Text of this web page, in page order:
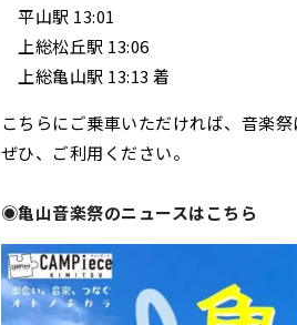
平山駅 13:01
上総松丘駅 13:06
上総亀山駅 13:13 着
こちらにご乗車いただければ、音楽祭
ぜひ、ご利用ください。
◉亀山音楽祭のニュースはこちら